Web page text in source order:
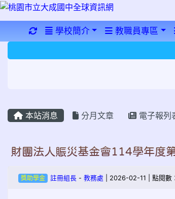
重新取得佈景設定
學校簡介 教職員專區
本站消息 分月文章 電子報列
財團法人賑災基金會114學年度
獎助學金 註冊組長- 教務處 | 2026-02-11 | 點閱數